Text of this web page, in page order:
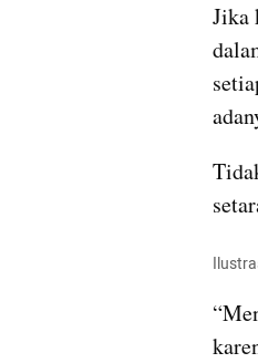
Jika